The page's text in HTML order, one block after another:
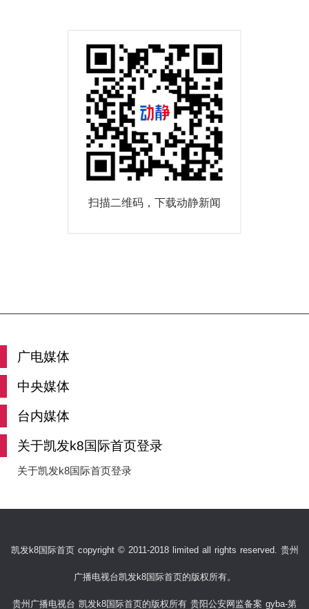
扫描二维码，下载动静新闻
广电媒体
中央媒体
台内媒体
关于凯发k8国际首页登录
关于凯发k8国际首页登录
凯发k8国际首页 copyright © 2011-2018 limited all rights reserved. 贵州
广播电视台凯发k8国际首页的版权所有。
贵州广播电视台 凯发k8国际首页的版权所有 贵阳公安网监备案 gyba-第